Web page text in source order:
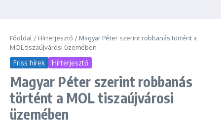
Főoldal / Hírterjesztő / Magyar Péter szerint robbanás történt a
MOL tiszaújvárosi üzemében
Friss hírek Hírterjesztő
Magyar Péter szerint robbanás
történt a MOL tiszaújvárosi
üzemében